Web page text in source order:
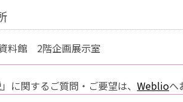
料館 2階企画展示室
に関するご質問・ご要望は、 Weblioへ